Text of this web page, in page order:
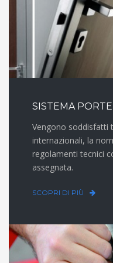
SISTEMA PORTE
Vengono soddisfatti
internazionali, la
regolamenti tecnici
assegnata.
SCOPRI DI PIÙ